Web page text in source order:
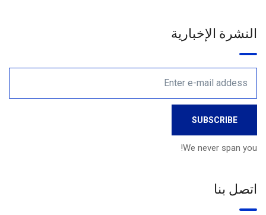
النشرة الإخبارية
We never span you!
اتصل بنا